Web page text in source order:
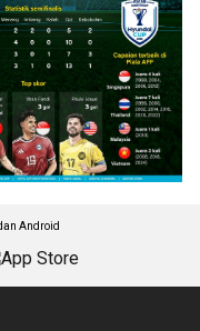
Android